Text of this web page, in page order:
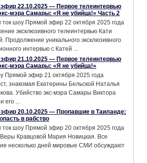
22.10.2025 — Первое телеинтервью
мэра Самары: «Я не убийца!» Часть 2
ток шоу Прямой эфир 22 октября 2025 года
эксклюзивного телеинтервью Кати
Продолжение уникального эксклюзивного
интервью с Катей ...
21.10.2025 — Первое телеинтервью
мэра Самары: «Я не убийца!»
Прямой эфир 21 октября 2025 года
знакомая Екатерины Бельской Наталья
Убийство экс-мэра Самары Виктора
его ...
20.10.2025 — Пропавшие в Таиланде:
в рабство
ток шоу Прямой эфир 20 октября 2025 года
Веры Кравцовой Мария Новицкая. Все
несколько дней мировые СМИ обсуждают